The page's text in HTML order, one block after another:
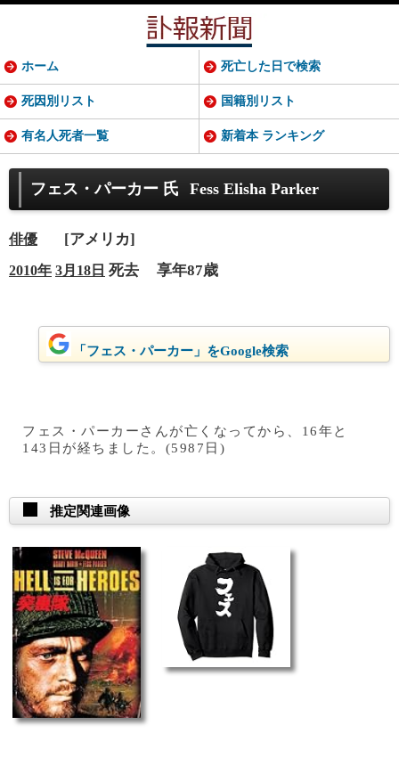
フェス・パーカー 氏 Fess Elisha Parker
俳優 [アメリカ]
2010年 3月18日 死去 享年87歳
「フェス・パーカー」をGoogle検索
フェス・パーカーさんが亡くなってから、16年と
143日が経ちました。(5987日)
推定関連画像
ホーム 死亡した日で検索
死因別リスト 国籍別リスト
有名人死者一覧 新着本 ランキング